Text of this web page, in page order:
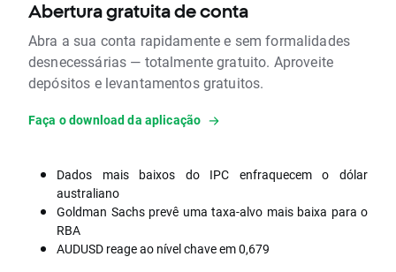
Abertura gratuita de conta
Abra a sua conta rapidamente e sem formalidades
desnecessárias — totalmente gratuito. Aproveite
depósitos e levantamentos gratuitos.
Faça o download da aplicação
Dados mais baixos do IPC enfraquecem o dólar
australiano
Goldman Sachs prevê uma taxa-alvo mais baixa para o
RBA
AUDUSD reage ao nível chave em 0,679